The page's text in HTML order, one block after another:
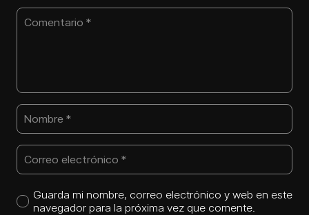
Guarda mi nombre, correo electrónico y web en este
navegador para la próxima vez que comente.